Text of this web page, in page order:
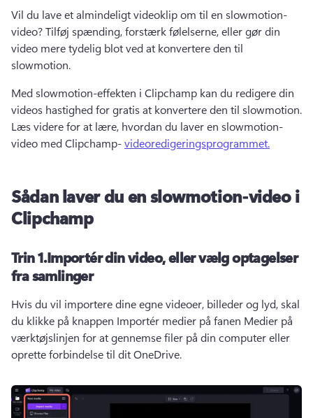
Vil du lave et almindeligt videoklip om til en slowmotion-
video? Tilføj spænding, forstærk følelserne, eller gør din
video mere tydelig blot ved at konvertere den til
slowmotion.
Med slowmotion-effekten i Clipchamp kan du redigere din
Læs videre for at lære, hvordan du laver en slowmotion-
video med Clipchamp- videoredigeringsprogrammet.
Sådan laver du en slowmotion-video i
Clipchamp
Trin 1.Importér din video, eller vælg optagelser
fra samlinger
Hvis du vil importere dine egne videoer, billeder og lyd, skal
du klikke på knappen Importér medier på fanen Medier på
værktøjslinjen for at gennemse filer på din computer eller
oprette forbindelse til dit OneDrive.